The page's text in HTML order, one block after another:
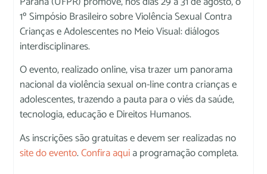
1º Simpósio Brasileiro sobre Violência Sexual Contra
Crianças e Adolescentes no Meio Visual: diálogos
interdisciplinares.
O evento, realizado online, visa trazer um panorama
nacional da violência sexual on-line contra crianças e
adolescentes, trazendo a pauta para o viés da saúde,
tecnologia, educação e Direitos Humanos.
As inscrições são gratuitas e devem ser realizadas no
site do evento.Confira aquia programação completa.